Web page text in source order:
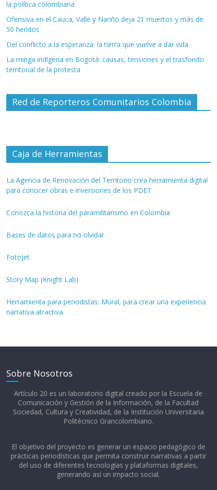
la política colombiana
Ofensiva en el Cauca, Valle y Nariño deja 21 muertos y más de
50 heridos
Del conflicto a la esperanza: la tierra que vuelve a dar vida
La minga indígena en Bogotá: causas, tensiones y el trasfondo
territorial de la protesta
Red de Reporteros Comunitarios Colombia
Caja de Herramientas
La Agencia de Renovación del Territorio crea herramienta digital
para conocer obras e inversiones de los PDET
Conozca la historia del paramilitarismo en Colombia
Bases de datos para no olvidar
FotoJet
Story Map (Knight Lab)
Herramienta para periodistas: Mural, para crear una experiencia
narrativa atractiva
Sobre Nosotros
Artículo 20 es un laboratorio digital creado por la Escuela de
Comunicación y Gestión de la Información, de la Facultad
Sociedad, Cultura y Creatividad, de la Institución Universitaria
Politécnico Grancolombiano.​
El objetivo del proyecto es generar un espacio pedagógico de
prácticas periodísticas que permita construir narrativas a partir
del uso de diferentes tecnologías y plataformas digitales,
generando así un impacto social.